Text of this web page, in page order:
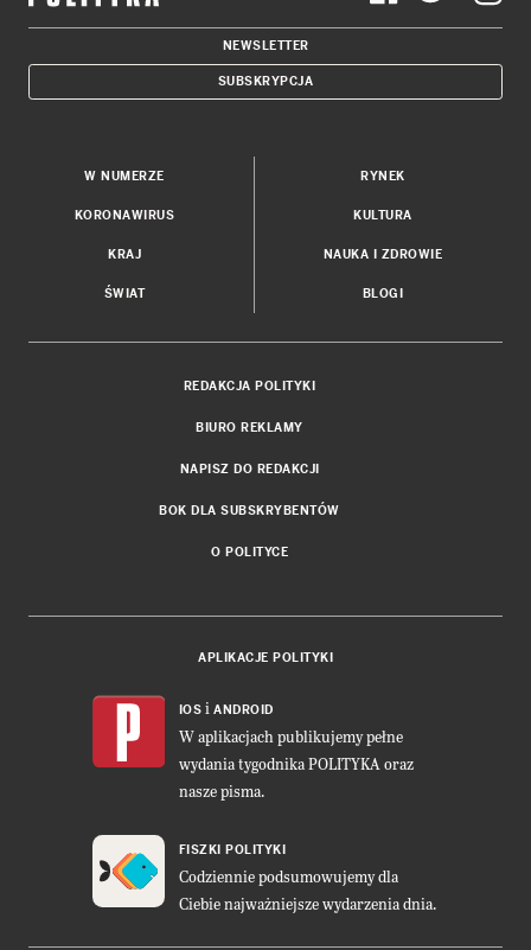
NEWSLETTER
SUBSKRYPCJA
W NUMERZE
KORONAWIRUS
KRAJ
ŚWIAT
RYNEK
KULTURA
NAUKA I ZDROWIE
BLOGI
REDAKCJA POLITYKI
BIURO REKLAMY
NAPISZ DO REDAKCJI
BOK DLA SUBSKRYBENTÓW
O POLITYCE
APLIKACJE POLITYKI
IOS i ANDROID
W aplikacjach publikujemy pełne
wydania tygodnika POLITYKA oraz
nasze pisma.
FISZKI POLITYKI
Codziennie podsumowujemy dla
Ciebie najważniejsze wydarzenia dnia.